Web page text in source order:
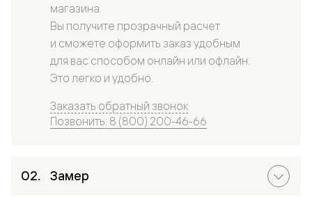
магазина.
Вы получите прозрачный расчет
и сможете оформить заказ удобным
для вас способом онлайн или офлайн.
Это легко и удобно.
Заказать обратный звонок
Позвонить: 8 (800) 200-46-66
Замер